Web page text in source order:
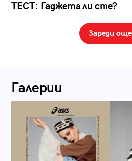
ТЕСТ: Гаджета ли сте?
Зареди още
Галерии